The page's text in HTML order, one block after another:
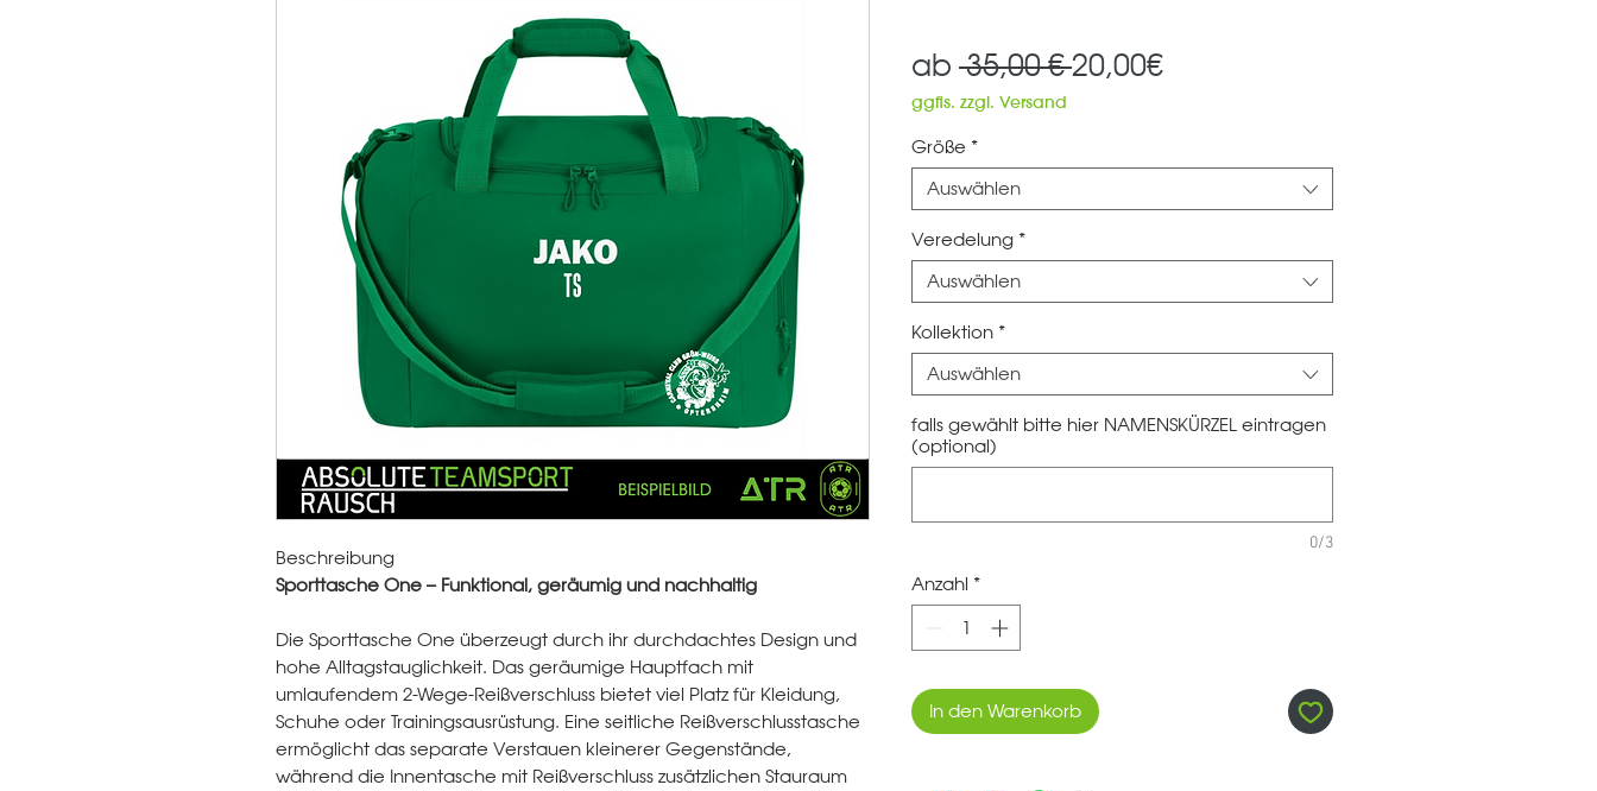
Beschreibung
Sporttasche One – Funktional, geräumig und nachhaltig
Die Sporttasche One überzeugt durch ihr durchdachtes Design und
hohe Alltagstauglichkeit. Das geräumige Hauptfach mit
umlaufendem 2-Wege-Reißverschluss bietet viel Platz für Kleidung,
Schuhe oder Trainingsausrüstung. Eine seitliche Reißverschlusstasche
ermöglicht das separate Verstauen kleinerer Gegenstände,
während die Innentasche mit Reißverschluss zusätzlichen Stauraum
ab 35,00 € Standardpreis
20,00€Sale-
ggfls. zzgl. Versand
Größe *
Auswählen
Veredelung *
Auswählen
Kollektion *
Auswählen
falls gewählt bitte hier NAMENSKÜRZEL eintragen
(optional)
0/3
Anzahl *
In den Warenkorb